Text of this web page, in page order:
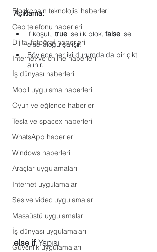
Blockchain teknolojisi haberleri
Cep telefonu haberleri
Dijital fotoğraf haberleri
Internet ve online haberleri
İş dünyası haberleri
Mobil uygulama haberleri
Oyun ve eğlence haberleri
Tesla ve spacex haberleri
WhatsApp haberleri
Windows haberleri
Araçlar uygulamaları
Internet uygulamaları
Ses ve video uygulamaları
Masaüstü uygulamaları
İş dünyası uygulamaları
Güvenlik uygulamaları
Açıklama:
if koşulu true ise ilk blok, false ise
else bloğu çalışır.
Böylece her iki durumda da bir çıktı
alınır.
else if Yapısı